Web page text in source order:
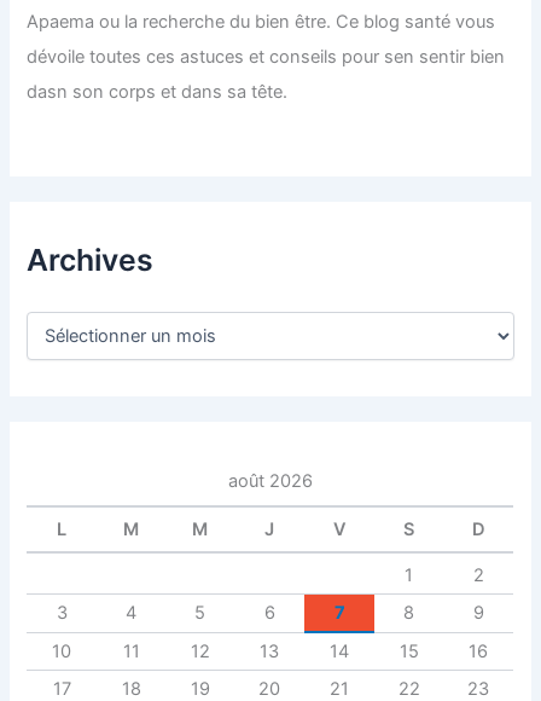
Apaema ou la recherche du bien être. Ce blog santé vous
dévoile toutes ces astuces et conseils pour sen sentir bien
dasn son corps et dans sa tête.
Archives
A
août 2026
L M M J V S D
1
2
3
4 5 6 7 8
9
10
11 12 13 14 15
16
17
18 19 20 21 22
23